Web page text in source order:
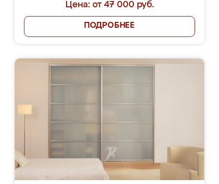
Цена: от 47 000 руб.
ПОДРОБНЕЕ